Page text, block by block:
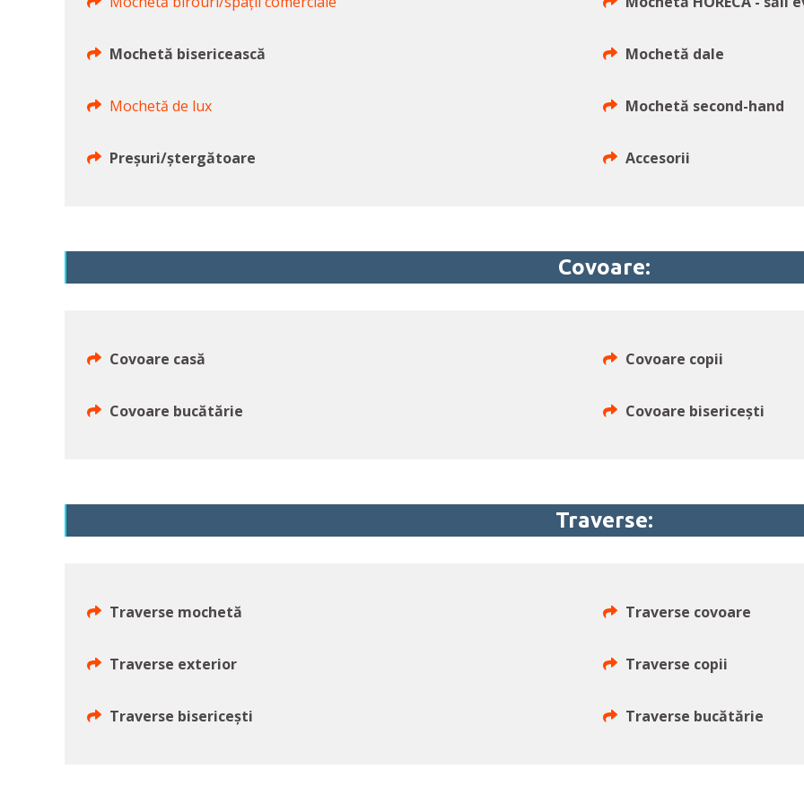
Mochetă bisericească Mochetă dale
Mochetă de lux Mochetă second-hand
Preșuri/ștergătoare Accesorii
Covoare:
Covoare casă Covoare copii
Covoare bucătărie Covoare bisericești
Traverse:
Traverse mochetă Traverse covoare
Traverse exterior Traverse copii
Traverse bisericești Traverse bucătărie